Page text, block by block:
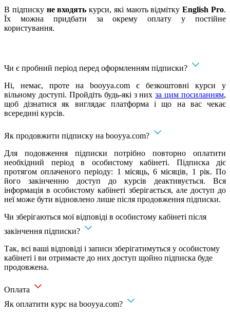
​В підписку не входять курси, які мають відмітку English Pro.
Їх можна придбати за окрему оплату у постійне
користування.
Чи є пробний період перед оформленням підписки?
Ні, немає, проте на booyya.com є безкоштовні курси у
вільному доступі. Пройдіть будь-які з нихза цим посиланням,
щоб дізнатися як виглядає платформа і що на вас чекає
всередині курсів.
Як продовжити підписку на booyya.com?
Для подовження підписки потрібно повторно оплатити
необхідний період в особистому кабінеті. Підписка діє
протягом оплаченого періоду: 1 місяць, 6 місяців, 1 рік. По
його закінченню доступ до курсів деактивується. Вся
інформація в особистому кабінеті зберігається, але доступ до
неї може бути відновлено лише після продовження підписки.
Чи зберігаються мої відповіді в особистому кабінеті після
закінчення підписки?
Так, всі ваші відповіді і записи зберігатимуться у особистому
кабінеті і ви отримаєте до них доступ щойно підписка буде
продовжена.
Оплата
Як оплатити курс на booyya.com?